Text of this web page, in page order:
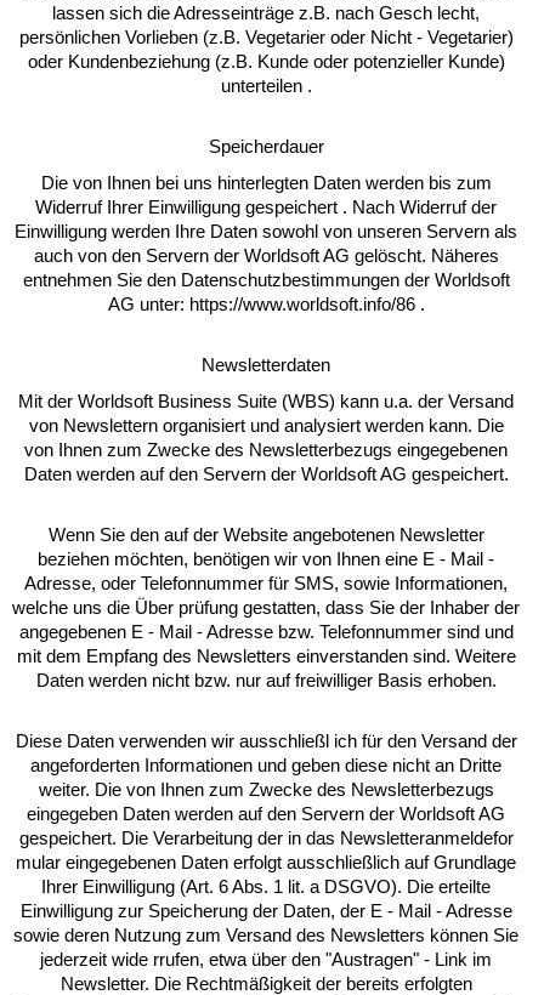
lassen sich die Adresseinträge z.B. nach Gesch lecht,
persönlichen Vorlieben (z.B. Vegetarier oder Nicht - Vegetarier)
oder Kundenbeziehung (z.B. Kunde oder potenzieller Kunde)
unterteilen .
Speicherdauer
Die von Ihnen bei uns hinterlegten Daten werden bis zum
Widerruf Ihrer Einwilligung gespeichert . Nach Widerruf der
Einwilligung werden Ihre Daten sowohl von unseren Servern als
auch von den Servern der Worldsoft AG gelöscht. Näheres
entnehmen Sie den Datenschutzbestimmungen der Worldsoft
AG unter: https://www.worldsoft.info/86 .
Newsletterdaten
Mit der Worldsoft Business Suite (WBS) kann u.a. der Versand
von Newslettern organisiert und analysiert werden kann. Die
von Ihnen zum Zwecke des Newsletterbezugs eingegebenen
Daten werden auf den Servern der Worldsoft AG gespeichert.
Wenn Sie den auf der Website angebotenen Newsletter
beziehen möchten, benötigen wir von Ihnen eine E - Mail -
Adresse, oder Telefonnummer für SMS, sowie Informationen,
welche uns die Über prüfung gestatten, dass Sie der Inhaber der
angegebenen E - Mail - Adresse bzw. Telefonnummer sind und
mit dem Empfang des Newsletters einverstanden sind. Weitere
Daten werden nicht bzw. nur auf freiwilliger Basis erhoben.
Diese Daten verwenden wir ausschließl ich für den Versand der
angeforderten Informationen und geben diese nicht an Dritte
weiter. Die von Ihnen zum Zwecke des Newsletterbezugs
eingegeben Daten werden auf den Servern der Worldsoft AG
gespeichert. Die Verarbeitung der in das Newsletteranmeldefor
mular eingegebenen Daten erfolgt ausschließlich auf Grundlage
Ihrer Einwilligung (Art. 6 Abs. 1 lit. a DSGVO). Die erteilte
Einwilligung zur Speicherung der Daten, der E - Mail - Adresse
sowie deren Nutzung zum Versand des Newsletters können Sie
jederzeit wide rrufen, etwa über den "Austragen" - Link im
Newsletter. Die Rechtmäßigkeit der bereits erfolgten